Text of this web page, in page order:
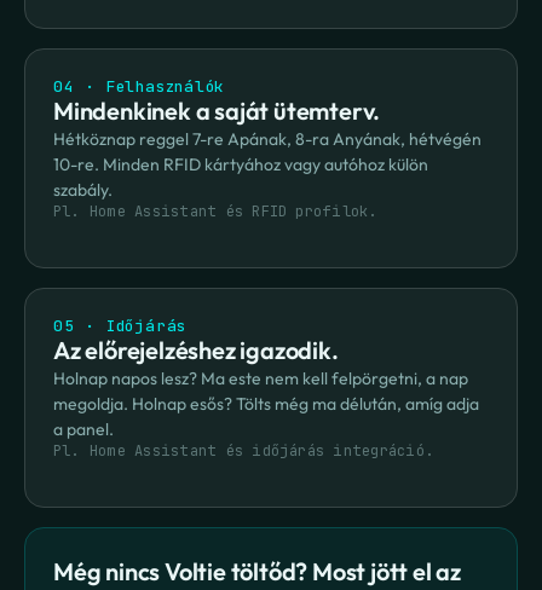
04 · Felhasználók
Mindenkinek a saját ütemterv.
Hétköznap reggel 7-re Apának, 8-ra Anyának, hétvégén
10-re. Minden RFID kártyához vagy autóhoz külön
szabály.
Pl. Home Assistant és RFID profilok.
05 · Időjárás
Az előrejelzéshez igazodik.
Holnap napos lesz? Ma este nem kell felpörgetni, a nap
megoldja. Holnap esős? Tölts még ma délután, amíg adja
a panel.
Pl. Home Assistant és időjárás integráció.
Még nincs Voltie töltőd? Most jött el az